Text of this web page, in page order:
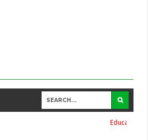
and General Updates